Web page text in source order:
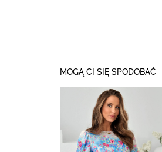
MOGĄ CI SIĘ SPODOBAĆ